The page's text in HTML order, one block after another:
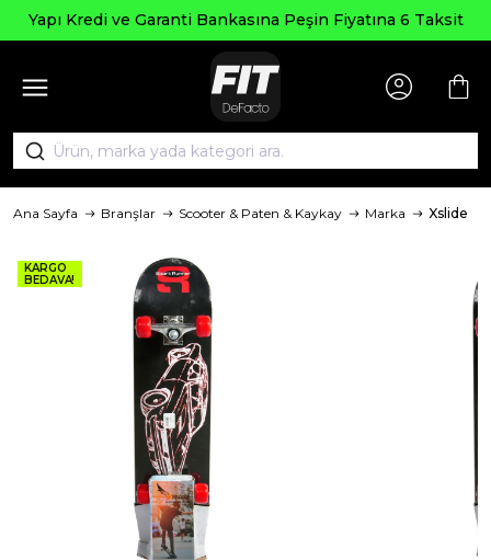
Yapı Kredi ve Garanti Bankasına Peşin Fiyatına 6 Taksit
Ana Sayfa Branşlar Scooter & Paten & Kaykay Marka Xslide
KARGO
BEDAVA!